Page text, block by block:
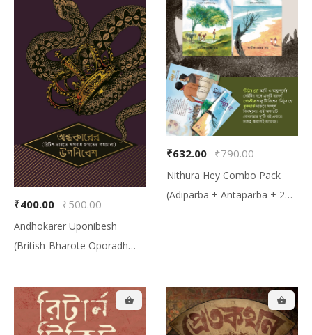
₹400.00 ₹500.00
Andhokarer Uponibesh
(British-Bharote Oporadh
উপনিবেশ (ব্রিটিশ-ভারতে অপরাধ জগতের
কথামালা)
₹632.00 ₹790.00
Nithura Hey Combo Pack
(Adiparba + Antaparba + 2